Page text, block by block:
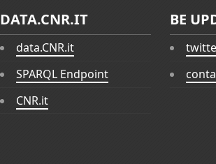
DATA.CNR.IT
data.CNR.it
SPARQL Endpoint
CNR.it
BE